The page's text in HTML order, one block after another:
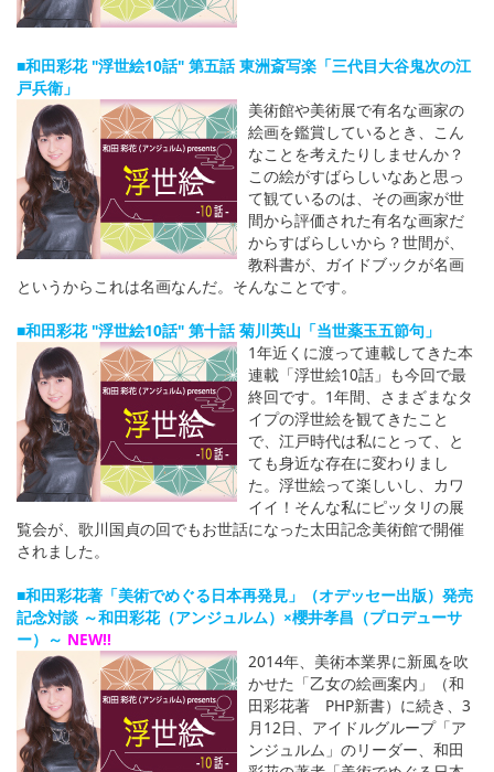
■和田彩花 "浮世絵10話" 第五話 東洲斎写楽「三代目大谷鬼次の江
戸兵衛」
美術館や美術展で有名な画家の
絵画を鑑賞しているとき、こん
なことを考えたりしませんか？
この絵がすばらしいなあと思っ
て観ているのは、その画家が世
間から評価された有名な画家だ
からすばらしいから？世間が、
教科書が、ガイドブックが名画
というからこれは名画なんだ。そんなことです。
■和田彩花 "浮世絵10話" 第十話 菊川英山「当世薬玉五節句」
1年近くに渡って連載してきた本
連載「浮世絵10話」も今回で最
終回です。1年間、さまざまなタ
イプの浮世絵を観てきたこと
で、江戸時代は私にとって、と
ても身近な存在に変わりまし
た。浮世絵って楽しいし、カワ
イイ！そんな私にピッタリの展
覧会が、歌川国貞の回でもお世話になった太田記念美術館で開催
されました。
■和田彩花著「美術でめぐる日本再発見」（オデッセー出版）発売
記念対談 ～和田彩花（アンジュルム）×櫻井孝昌（プロデューサ
ー）～ NEW!!
2014年、美術本業界に新風を吹
かせた「乙女の絵画案内」（和
田彩花著 PHP新書）に続き、3
月12日、アイドルグループ「ア
ンジュルム」のリーダー、和田